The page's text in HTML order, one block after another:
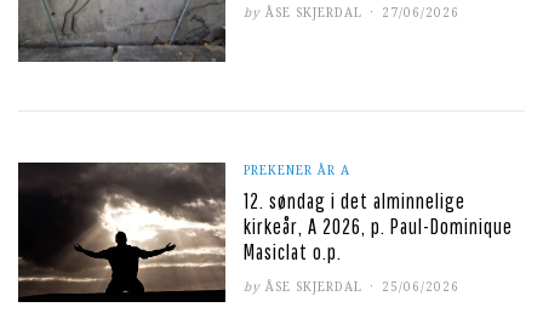
by ÅSE SKJERDAL
POSTED
27/06/2026
PREKENER ÅR A
12. søndag i det alminnelige
kirkeår, A 2026, p. Paul-Dominique
Masiclat o.p.
by ÅSE SKJERDAL
POSTED
25/06/2026